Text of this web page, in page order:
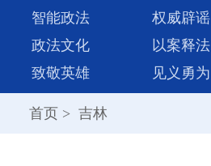
智能政法
权威辟谣
政法文化
以案释法
致敬英雄
见义勇为
首页 > 吉林